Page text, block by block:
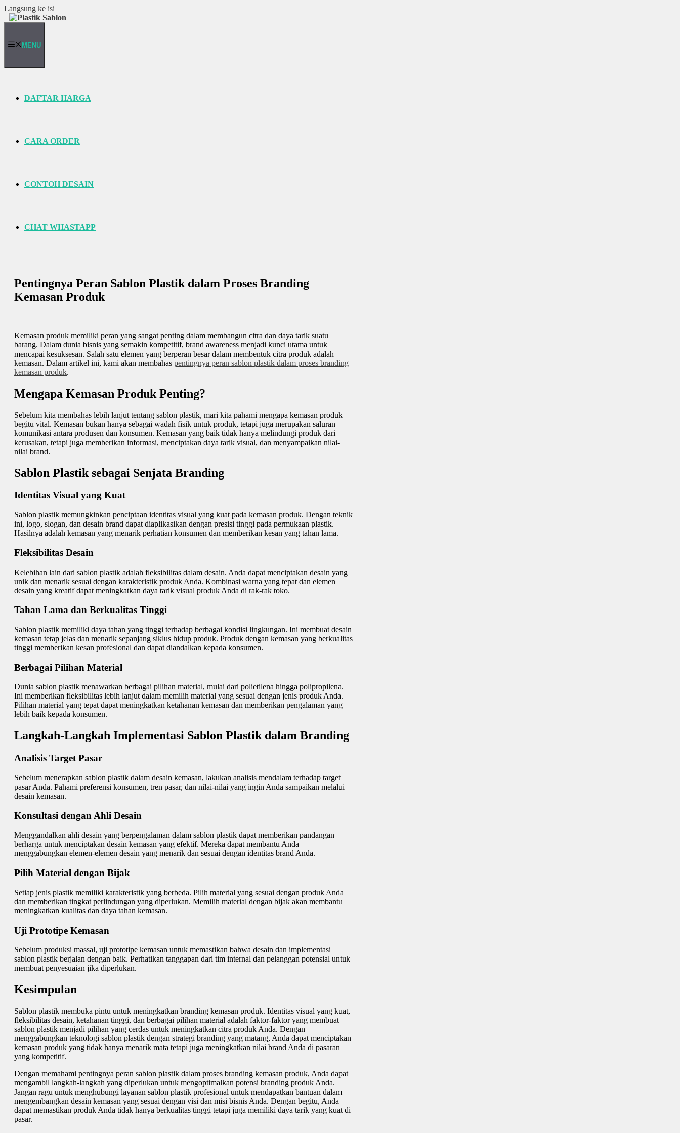
Langsung ke isi
MENU
DAFTAR HARGA
CARA ORDER
CONTOH DESAIN
CHAT WHASTAPP
Pentingnya Peran Sablon Plastik dalam Proses Branding
Kemasan Produk
Kemasan produk memiliki peran yang sangat penting dalam membangun citra dan daya tarik suatu
barang. Dalam dunia bisnis yang semakin kompetitif, brand awareness menjadi kunci utama untuk
mencapai kesuksesan. Salah satu elemen yang berperan besar dalam membentuk citra produk adalah
kemasan. Dalam artikel ini, kami akan membahas pentingnya peran sablon plastik dalam proses branding
kemasan produk.
Mengapa Kemasan Produk Penting?
Sebelum kita membahas lebih lanjut tentang sablon plastik, mari kita pahami mengapa kemasan produk
begitu vital. Kemasan bukan hanya sebagai wadah fisik untuk produk, tetapi juga merupakan saluran
komunikasi antara produsen dan konsumen. Kemasan yang baik tidak hanya melindungi produk dari
kerusakan, tetapi juga memberikan informasi, menciptakan daya tarik visual, dan menyampaikan nilai-
nilai brand.
Sablon Plastik sebagai Senjata Branding
Identitas Visual yang Kuat
Sablon plastik memungkinkan penciptaan identitas visual yang kuat pada kemasan produk. Dengan teknik
ini, logo, slogan, dan desain brand dapat diaplikasikan dengan presisi tinggi pada permukaan plastik.
Hasilnya adalah kemasan yang menarik perhatian konsumen dan memberikan kesan yang tahan lama.
Fleksibilitas Desain
Kelebihan lain dari sablon plastik adalah fleksibilitas dalam desain. Anda dapat menciptakan desain yang
unik dan menarik sesuai dengan karakteristik produk Anda. Kombinasi warna yang tepat dan elemen
desain yang kreatif dapat meningkatkan daya tarik visual produk Anda di rak-rak toko.
Tahan Lama dan Berkualitas Tinggi
Sablon plastik memiliki daya tahan yang tinggi terhadap berbagai kondisi lingkungan. Ini membuat desain
kemasan tetap jelas dan menarik sepanjang siklus hidup produk. Produk dengan kemasan yang berkualitas
tinggi memberikan kesan profesional dan dapat diandalkan kepada konsumen.
Berbagai Pilihan Material
Dunia sablon plastik menawarkan berbagai pilihan material, mulai dari polietilena hingga polipropilena.
Ini memberikan fleksibilitas lebih lanjut dalam memilih material yang sesuai dengan jenis produk Anda.
Pilihan material yang tepat dapat meningkatkan ketahanan kemasan dan memberikan pengalaman yang
lebih baik kepada konsumen.
Langkah-Langkah Implementasi Sablon Plastik dalam Branding
Analisis Target Pasar
Sebelum menerapkan sablon plastik dalam desain kemasan, lakukan analisis mendalam terhadap target
pasar Anda. Pahami preferensi konsumen, tren pasar, dan nilai-nilai yang ingin Anda sampaikan melalui
desain kemasan.
Konsultasi dengan Ahli Desain
Menggandalkan ahli desain yang berpengalaman dalam sablon plastik dapat memberikan pandangan
berharga untuk menciptakan desain kemasan yang efektif. Mereka dapat membantu Anda
menggabungkan elemen-elemen desain yang menarik dan sesuai dengan identitas brand Anda.
Pilih Material dengan Bijak
Setiap jenis plastik memiliki karakteristik yang berbeda. Pilih material yang sesuai dengan produk Anda
dan memberikan tingkat perlindungan yang diperlukan. Memilih material dengan bijak akan membantu
meningkatkan kualitas dan daya tahan kemasan.
Uji Prototipe Kemasan
Sebelum produksi massal, uji prototipe kemasan untuk memastikan bahwa desain dan implementasi
sablon plastik berjalan dengan baik. Perhatikan tanggapan dari tim internal dan pelanggan potensial untuk
membuat penyesuaian jika diperlukan.
Kesimpulan
Sablon plastik membuka pintu untuk meningkatkan branding kemasan produk. Identitas visual yang kuat,
fleksibilitas desain, ketahanan tinggi, dan berbagai pilihan material adalah faktor-faktor yang membuat
sablon plastik menjadi pilihan yang cerdas untuk meningkatkan citra produk Anda. Dengan
menggabungkan teknologi sablon plastik dengan strategi branding yang matang, Anda dapat menciptakan
kemasan produk yang tidak hanya menarik mata tetapi juga meningkatkan nilai brand Anda di pasaran
yang kompetitif.
Dengan memahami pentingnya peran sablon plastik dalam proses branding kemasan produk, Anda dapat
mengambil langkah-langkah yang diperlukan untuk mengoptimalkan potensi branding produk Anda.
Jangan ragu untuk menghubungi layanan sablon plastik profesional untuk mendapatkan bantuan dalam
mengembangkan desain kemasan yang sesuai dengan visi dan misi bisnis Anda. Dengan begitu, Anda
dapat memastikan produk Anda tidak hanya berkualitas tinggi tetapi juga memiliki daya tarik yang kuat di
pasar.